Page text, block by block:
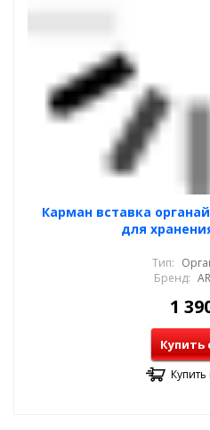
Карман вставка
для
Тип:
Бренд:
1
Купить
Купить